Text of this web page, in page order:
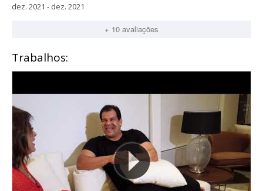
dez. 2021 - dez. 2021
+ 10 avaliações
Trabalhos: